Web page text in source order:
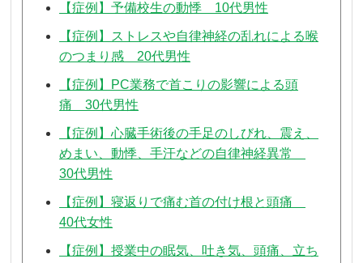
【症例】予備校生の動悸 10代男性
【症例】ストレスや自律神経の乱れによる喉
のつまり感 20代男性
【症例】PC業務で首こりの影響による頭
痛 30代男性
【症例】心臓手術後の手足のしびれ、震え、
めまい、動悸、手汗などの自律神経異常
30代男性
【症例】寝返りで痛む首の付け根と頭痛
40代女性
【症例】授業中の眠気、吐き気、頭痛、立ち